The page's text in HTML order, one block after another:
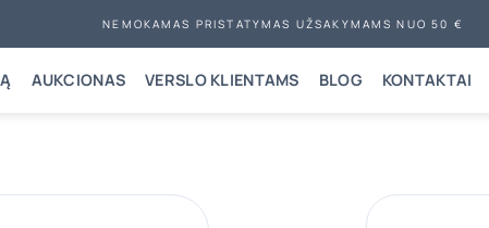
NEMOKAMAS PRISTATYMAS UŽSAKYMAMS NUO 50 €
AUKCIONAS VERSLO KLIENTAMS BLOG KONTAKTAI